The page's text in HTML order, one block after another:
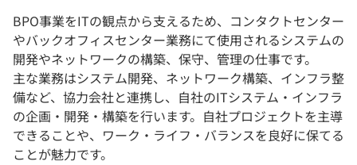
BPO事業をITの観点から支えるため、コンタクトセンター
やバックオフィスセンター業務にて使用されるシステムの
開発やネットワークの構築、保守、管理の仕事です。
主な業務はシステム開発、ネットワーク構築、インフラ整
備など、協力会社と連携し、自社のITシステム・インフラ
の企画・開発・構築を行います。自社プロジェクトを主導
できることや、ワーク・ライフ・バランスを良好に保てる
ことが魅力です。